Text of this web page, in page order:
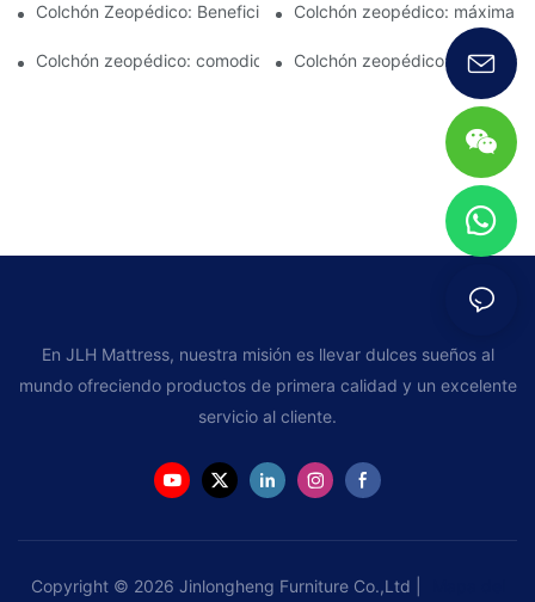
Colchón Zeopédico: Beneficios y Características
Colchón zeopédico: máxima
Colchón zeopédico: comodidad en la que puede confiar
Colchón zeopédico:
En JLH Mattress, nuestra misión es llevar dulces sueños al
mundo ofreciendo productos de primera calidad y un excelente
servicio al cliente.
Copyright © 2026 Jinlongheng Furniture Co.,Ltd |